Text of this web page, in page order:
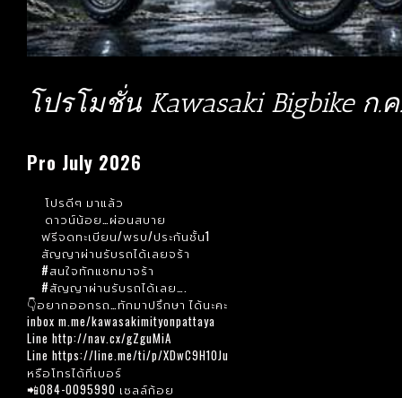
โปรโมชั่น Kawasaki Bigbike ก.
Pro July 2026
โปรดีๆ มาแล้ว
ดาวน์น้อย…ผ่อนสบาย
ฟรีจดทะเบียน/พรบ/ประกันชั้น1
สัญญาผ่านรับรถได้เลยจร้า
#สนใจทักแชทมาจร้า
#สัญญาผ่านรับรถได้เลย
👇อยากออกรถ…ทักมาปรึกษา ได้นะคะ
inbox m.me/kawasakimityonpattaya
Line http://nav.cx/gZguMiA
Line https://line.me/ti/p/XDwC9H1OJu
หรือโทรได้ที่เบอร์
📲084-0095990 เซลล์ก้อย